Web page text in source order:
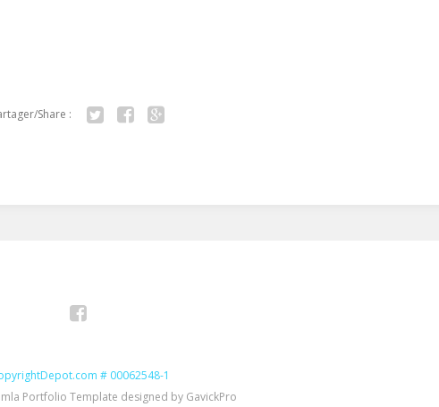
Share :
# 00062548-1
Portfolio Template designed by GavickPro